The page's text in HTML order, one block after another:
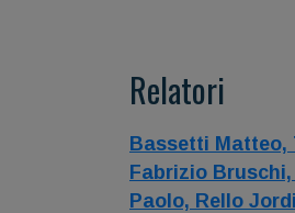
Relatori
Bassetti Matteo,
Fabrizio Bruschi,
Paolo, Rello